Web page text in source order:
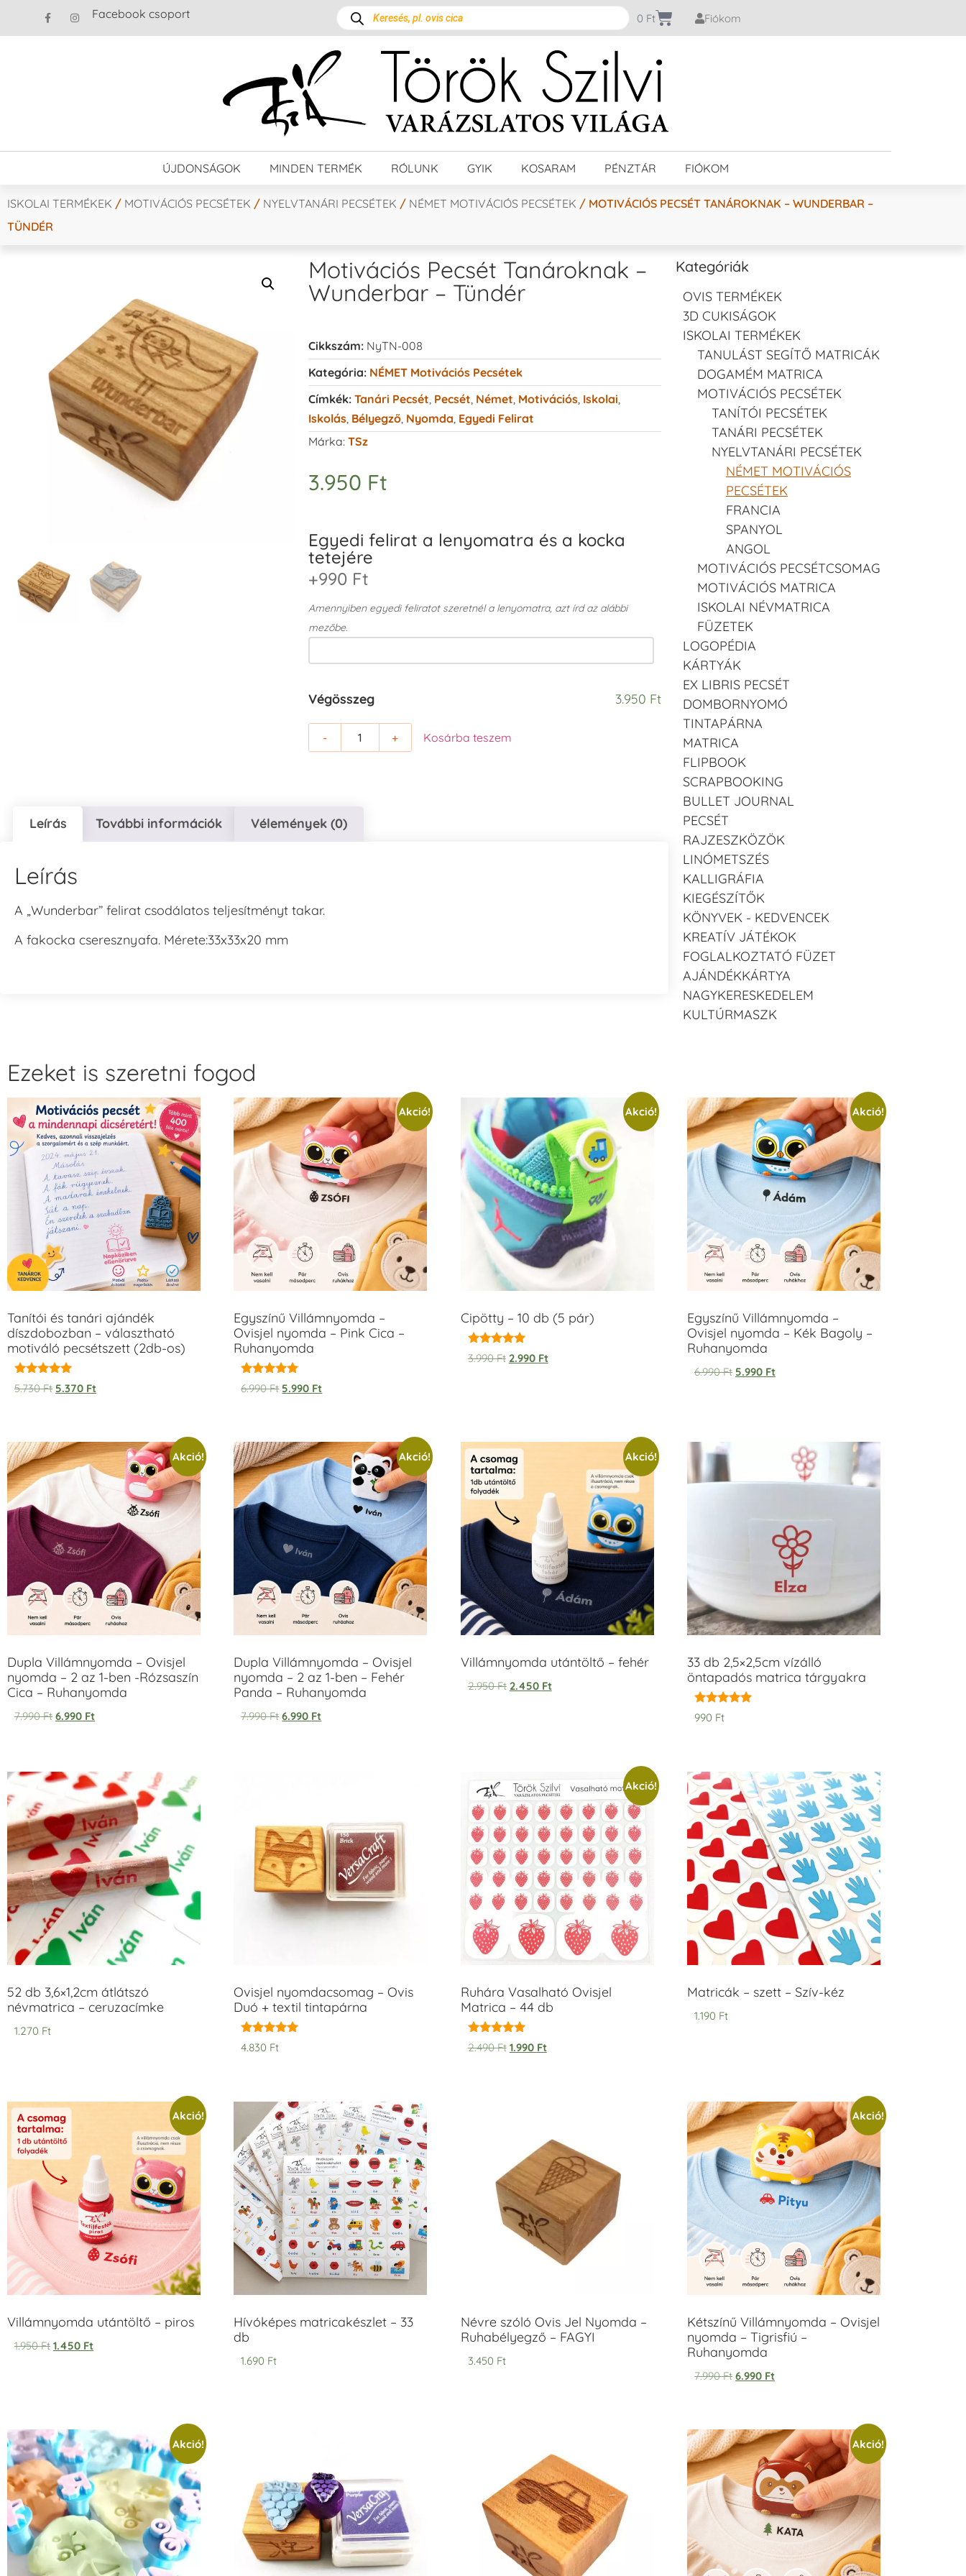
Facebook csoport 0 Ft Fiókom
ÚJDONSÁGOK MINDEN TERMÉK RÓLUNK GYIK KOSARAM PÉNZTÁR FIÓKOM
ISKOLAI TERMÉKEK / MOTIVÁCIÓS PECSÉTEK / NYELVTANÁRI PECSÉTEK / NÉMET MOTIVÁCIÓS PECSÉTEK / MOTIVÁCIÓS PECSÉT TANÁROKNAK – WUNDERBAR –
TÜNDÉR
Motivációs Pecsét Tanároknak –
Wunderbar – Tündér
Cikkszám: NyTN-008
Kategória: NÉMET Motivációs Pecsétek
Címkék: Tanári Pecsét Pecsét Német Motivációs, Iskolai
Iskolás, Bélyegző, Nyomda Egyedi Felirat
Márka: TSz
3.950 Ft
Egyedi felirat a lenyomatra és a kocka
tetejére
+990 Ft
Amennyiben egyedi feliratot szeretnél a lenyomatra, azt írd az alábbi
mezőbe.
Végösszeg 3.950 Ft
- + Kosárba teszem
Leírás További információk Vélemények (0)
Leírás
A „Wunderbar” felirat csodálatos teljesítményt takar.
A fakocka cseresznyafa. Mérete:33x33x20 mm
Kategóriák
OVIS TERMÉKEK
3D CUKISÁGOK
ISKOLAI TERMÉKEK
TANULÁST SEGÍTŐ MATRICÁK
DOGAMÉM MATRICA
MOTIVÁCIÓS PECSÉTEK
TANÍTÓI PECSÉTEK
TANÁRI PECSÉTEK
NYELVTANÁRI PECSÉTEK
NÉMET MOTIVÁCIÓS
PECSÉTEK
FRANCIA
SPANYOL
ANGOL
MOTIVÁCIÓS PECSÉTCSOMAG
MOTIVÁCIÓS MATRICA
ISKOLAI NÉVMATRICA
FÜZETEK
LOGOPÉDIA
KÁRTYÁK
EX LIBRIS PECSÉT
DOMBORNYOMÓ
TINTAPÁRNA
MATRICA
FLIPBOOK
SCRAPBOOKING
BULLET JOURNAL
PECSÉT
RAJZESZKÖZÖK
LINÓMETSZÉS
KALLIGRÁFIA
KIEGÉSZÍTŐK
KÖNYVEK - KEDVENCEK
KREATÍV JÁTÉKOK
FOGLALKOZTATÓ FÜZET
AJÁNDÉKKÁRTYA
NAGYKERESKEDELEM
KULTÚRMASZK
Ezeket is szeretni fogod
Tanítói és tanári ajándék
díszdobozban – választható
motiváló pecsétszett (2db-os)
Értékelés:
5.00
5.730Ft 5.370 Ft
Akció!
Egyszínű Villámnyomda –
Ovisjel nyomda – Pink Cica –
Ruhanyomda
Értékelés:
5.00
6.990Ft 5.990 Ft
Akció!
Cipötty – 10 db (5 pár)
Értékelés:
5.00
3.990Ft 2.990 Ft
Akció!
Egyszínű Villámnyomda –
Ovisjel nyomda – Kék Bagoly –
Ruhanyomda
6.990Ft 5.990 Ft
Akció!
Dupla Villámnyomda – Ovisjel
nyomda – 2 az 1-ben -Rózsaszín
Cica – Ruhanyomda
7.990Ft 6.990 Ft
Akció!
Dupla Villámnyomda – Ovisjel
nyomda – 2 az 1-ben – Fehér
Panda – Ruhanyomda
7.990Ft 6.990 Ft
Akció!
Villámnyomda utántöltő – fehér
2.950Ft 2.450 Ft
33 db 2,5×2,5cm vízálló
öntapadós matrica tárgyakra
Értékelés:
5.00
990 Ft
52 db 3,6×1,2cm átlátszó
névmatrica – ceruzacímke
1.270 Ft
Ovisjel nyomdacsomag – Ovis
Duó + textil tintapárna
Értékelés:
5.00
4.830 Ft
Akció!
Ruhára Vasalható Ovisjel
Matrica – 44 db
Értékelés:
5.00
2.490Ft 1.990 Ft
Matricák – szett – Szív-kéz
1.190 Ft
Akció!
Villámnyomda utántöltő – piros
1.950Ft 1.450 Ft
Hívóképes matricakészlet – 33
db
1.690 Ft
Névre szóló Ovis Jel Nyomda –
Ruhabélyegző – FAGYI
3.450 Ft
Akció!
Kétszínű Villámnyomda – Ovisjel
nyomda – Tigrisfiú –
Ruhanyomda
7.990Ft 6.990 Ft
Akció! Akció!